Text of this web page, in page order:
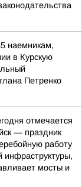
наемникам,
в Курскую
Петренко
отмечается
— праздник
работу
мосты и